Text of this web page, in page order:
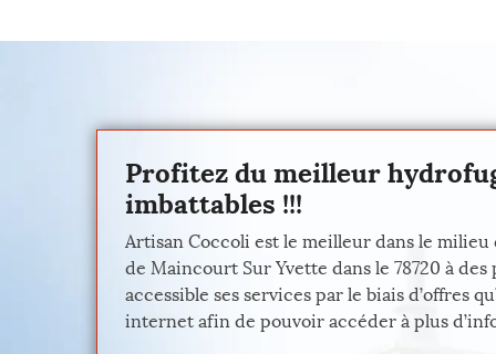
Profitez du meilleur
imbattables !!!
Artisan Coccoli est le meilleur dans le
de Maincourt Sur Yvette dans le 78720 à
accessible ses services par le biais d’offres
internet afin de pouvoir accéder à plus